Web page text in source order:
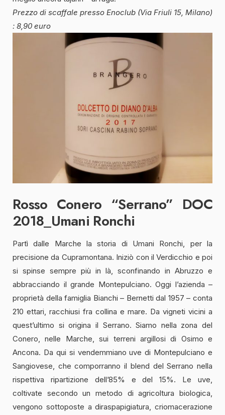
Prezzo di scaffale presso Enoclub (Via Friuli 15, Milano)
: 8,90 euro
Rosso Conero “Serrano” DOC
2018_Umani Ronchi
Partì dalle Marche la storia di Umani Ronchi, per la
precisione da Cupramontana. Iniziò con il Verdicchio e poi
si spinse sempre più in là, sconfinando in Abruzzo e
abbracciando il grande Montepulciano. Oggi l’azienda –
proprietà della famiglia Bianchi – Bernetti dal 1957 – conta
210 ettari, racchiusi fra collina e mare. Da vigneti vicini a
quest’ultimo si origina il Serrano. Siamo nella zona del
Conero, nelle Marche, sui terreni argillosi di Osimo e
Ancona. Da qui si vendemmiano uve di Montepulciano e
Sangiovese, che comporranno il blend del Serrano nella
rispettiva ripartizione dell’85% e del 15%. Le uve,
coltivate secondo un metodo di agricoltura biologica,
vengono sottoposte a diraspapigiatura, criomacerazione